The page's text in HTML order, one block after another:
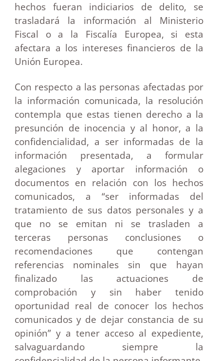
hechos fueran indiciarios de delito, se
trasladará la información al Ministerio
Fiscal o a la Fiscalía Europea, si esta
afectara a los intereses financieros de la
Unión Europea.
Con respecto a las personas afectadas por
la información comunicada, la resolución
contempla que estas tienen derecho a la
presunción de inocencia y al honor, a la
confidencialidad, a ser informadas de la
información presentada, a formular
alegaciones y aportar información o
documentos en relación con los hechos
comunicados, a “ser informadas del
tratamiento de sus datos personales y a
que no se emitan ni se trasladen a
terceras personas conclusiones o
recomendaciones que contengan
referencias nominales sin que hayan
finalizado las actuaciones de
comprobación y sin haber tenido
oportunidad real de conocer los hechos
comunicados y de dejar constancia de su
opinión” y a tener acceso al expediente,
salvaguardando siempre la